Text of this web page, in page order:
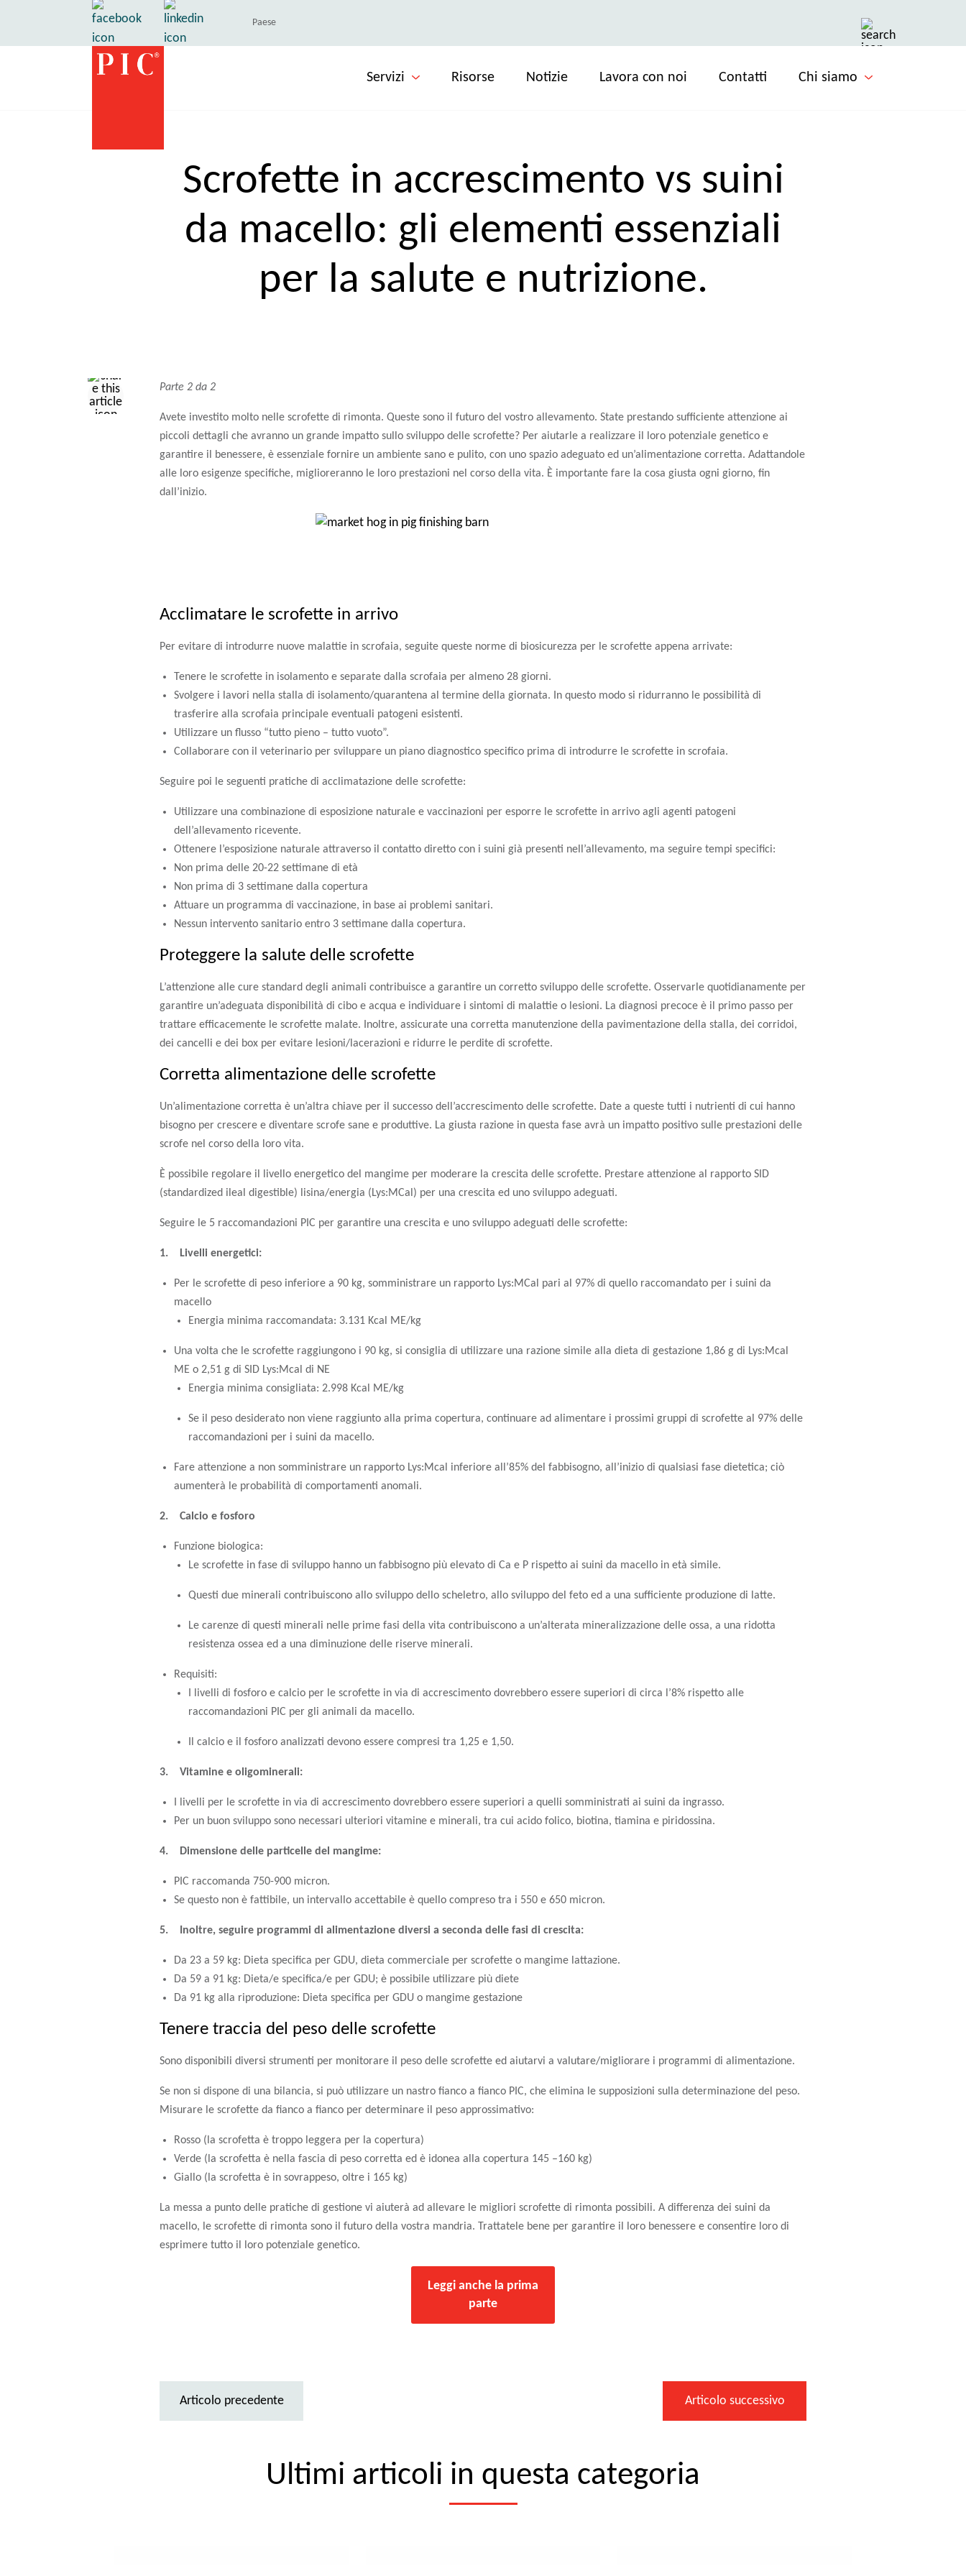
Paese
Servizi Risorse Notizie Lavora con noi Contatti Chi siamo
Scrofette in accrescimento vs suini
da macello: gli elementi essenziali
per la salute e nutrizione.
Parte 2 da 2
Avete investito molto nelle scrofette di rimonta. Queste sono il futuro del vostro allevamento. State prestando sufficiente attenzione ai
piccoli dettagli che avranno un grande impatto sullo sviluppo delle scrofette? Per aiutarle a realizzare il loro potenziale genetico e
garantire il benessere, è essenziale fornire un ambiente sano e pulito, con uno spazio adeguato ed un’alimentazione corretta. Adattandole
alle loro esigenze specifiche, miglioreranno le loro prestazioni nel corso della vita. È importante fare la cosa giusta ogni giorno, fin
dall’inizio.
Acclimatare le scrofette in arrivo
Per evitare di introdurre nuove malattie in scrofaia, seguite queste norme di biosicurezza per le scrofette appena arrivate:
Tenere le scrofette in isolamento e separate dalla scrofaia per almeno 28 giorni.
Svolgere i lavori nella stalla di isolamento/quarantena al termine della giornata. In questo modo si ridurranno le possibilità di
trasferire alla scrofaia principale eventuali patogeni esistenti.
Utilizzare un flusso “tutto pieno – tutto vuoto”.
Collaborare con il veterinario per sviluppare un piano diagnostico specifico prima di introdurre le scrofette in scrofaia.
Seguire poi le seguenti pratiche di acclimatazione delle scrofette:
Utilizzare una combinazione di esposizione naturale e vaccinazioni per esporre le scrofette in arrivo agli agenti patogeni
dell’allevamento ricevente.
Ottenere l’esposizione naturale attraverso il contatto diretto con i suini già presenti nell’allevamento, ma seguire tempi specifici:
Non prima delle 20-22 settimane di età
Non prima di 3 settimane dalla copertura
Attuare un programma di vaccinazione, in base ai problemi sanitari.
Nessun intervento sanitario entro 3 settimane dalla copertura.
Proteggere la salute delle scrofette
L’attenzione alle cure standard degli animali contribuisce a garantire un corretto sviluppo delle scrofette. Osservarle quotidianamente per
garantire un’adeguata disponibilità di cibo e acqua e individuare i sintomi di malattie o lesioni. La diagnosi precoce è il primo passo per
trattare efficacemente le scrofette malate. Inoltre, assicurate una corretta manutenzione della pavimentazione della stalla, dei corridoi,
dei cancelli e dei box per evitare lesioni/lacerazioni e ridurre le perdite di scrofette.
Corretta alimentazione delle scrofette
Un’alimentazione corretta è un’altra chiave per il successo dell’accrescimento delle scrofette. Date a queste tutti i nutrienti di cui hanno
bisogno per crescere e diventare scrofe sane e produttive. La giusta razione in questa fase avrà un impatto positivo sulle prestazioni delle
scrofe nel corso della loro vita.
È possibile regolare il livello energetico del mangime per moderare la crescita delle scrofette. Prestare attenzione al rapporto SID
(standardized ileal digestible) lisina/energia (Lys:MCal) per una crescita ed uno sviluppo adeguati.
Seguire le 5 raccomandazioni PIC per garantire una crescita e uno sviluppo adeguati delle scrofette:
1. Livelli energetici:
Per le scrofette di peso inferiore a 90 kg, somministrare un rapporto Lys:MCal pari al 97% di quello raccomandato per i suini da
macello
Energia minima raccomandata: 3.131 Kcal ME/kg
Una volta che le scrofette raggiungono i 90 kg, si consiglia di utilizzare una razione simile alla dieta di gestazione 1,86 g di Lys:Mcal
ME o 2,51 g di SID Lys:Mcal di NE
Energia minima consigliata: 2.998 Kcal ME/kg
Se il peso desiderato non viene raggiunto alla prima copertura, continuare ad alimentare i prossimi gruppi di scrofette al 97% delle
raccomandazioni per i suini da macello.
Fare attenzione a non somministrare un rapporto Lys:Mcal inferiore all’85% del fabbisogno, all’inizio di qualsiasi fase dietetica; ciò
aumenterà le probabilità di comportamenti anomali.
2. Calcio e fosforo
Funzione biologica:
Le scrofette in fase di sviluppo hanno un fabbisogno più elevato di Ca e P rispetto ai suini da macello in età simile.
Questi due minerali contribuiscono allo sviluppo dello scheletro, allo sviluppo del feto ed a una sufficiente produzione di latte.
Le carenze di questi minerali nelle prime fasi della vita contribuiscono a un’alterata mineralizzazione delle ossa, a una ridotta
resistenza ossea ed a una diminuzione delle riserve minerali.
Requisiti:
I livelli di fosforo e calcio per le scrofette in via di accrescimento dovrebbero essere superiori di circa l’8% rispetto alle
raccomandazioni PIC per gli animali da macello.
Il calcio e il fosforo analizzati devono essere compresi tra 1,25 e 1,50.
3. Vitamine e oligominerali:
I livelli per le scrofette in via di accrescimento dovrebbero essere superiori a quelli somministrati ai suini da ingrasso.
Per un buon sviluppo sono necessari ulteriori vitamine e minerali, tra cui acido folico, biotina, tiamina e piridossina.
4. Dimensione delle particelle del mangime:
PIC raccomanda 750-900 micron.
Se questo non è fattibile, un intervallo accettabile è quello compreso tra i 550 e 650 micron.
5. Inoltre, seguire programmi di alimentazione diversi a seconda delle fasi di crescita:
Da 23 a 59 kg: Dieta specifica per GDU, dieta commerciale per scrofette o mangime lattazione.
Da 59 a 91 kg: Dieta/e specifica/e per GDU; è possibile utilizzare più diete
Da 91 kg alla riproduzione: Dieta specifica per GDU o mangime gestazione
Tenere traccia del peso delle scrofette
Sono disponibili diversi strumenti per monitorare il peso delle scrofette ed aiutarvi a valutare/migliorare i programmi di alimentazione.
Se non si dispone di una bilancia, si può utilizzare un nastro fianco a fianco PIC, che elimina le supposizioni sulla determinazione del peso.
Misurare le scrofette da fianco a fianco per determinare il peso approssimativo:
Rosso (la scrofetta è troppo leggera per la copertura)
Verde (la scrofetta è nella fascia di peso corretta ed è idonea alla copertura 145 –160 kg)
Giallo (la scrofetta è in sovrappeso, oltre i 165 kg)
La messa a punto delle pratiche di gestione vi aiuterà ad allevare le migliori scrofette di rimonta possibili. A differenza dei suini da
macello, le scrofette di rimonta sono il futuro della vostra mandria. Trattatele bene per garantire il loro benessere e consentire loro di
esprimere tutto il loro potenziale genetico.
Leggi anche la prima
parte
Articolo precedente Articolo successivo
Ultimi articoli in questa categoria